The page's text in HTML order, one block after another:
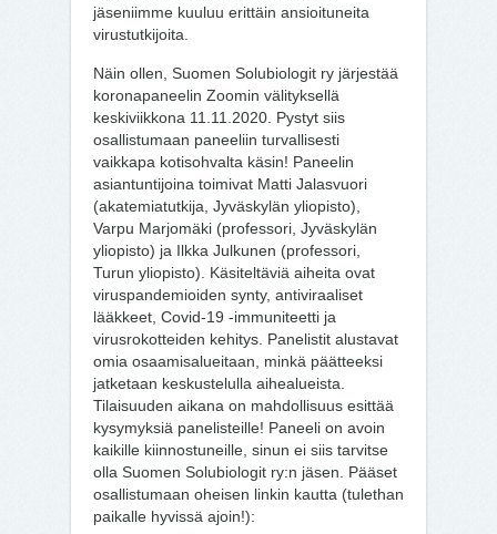
jäseniimme kuuluu erittäin ansioituneita
virustutkijoita.
Näin ollen, Suomen Solubiologit ry järjestää
koronapaneelin Zoomin välityksellä
keskiviikkona 11.11.2020. Pystyt siis
osallistumaan paneeliin turvallisesti
vaikkapa kotisohvalta käsin! Paneelin
asiantuntijoina toimivat Matti Jalasvuori
(akatemiatutkija, Jyväskylän yliopisto),
Varpu Marjomäki (professori, Jyväskylän
yliopisto) ja Ilkka Julkunen (professori,
Turun yliopisto). Käsiteltäviä aiheita ovat
viruspandemioiden synty, antiviraaliset
lääkkeet, Covid-19 -immuniteetti ja
virusrokotteiden kehitys. Panelistit alustavat
omia osaamisalueitaan, minkä päätteeksi
jatketaan keskustelulla aihealueista.
Tilaisuuden aikana on mahdollisuus esittää
kysymyksiä panelisteille! Paneeli on avoin
kaikille kiinnostuneille, sinun ei siis tarvitse
olla Suomen Solubiologit ry:n jäsen. Pääset
osallistumaan oheisen linkin kautta (tulethan
paikalle hyvissä ajoin!):